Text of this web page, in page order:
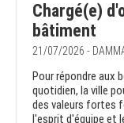
Chargé(e)
bâtiment
21/07/2026 -
Pour répondre aux
quotidien, la ville
des valeurs fortes
l'esprit d'équipe et